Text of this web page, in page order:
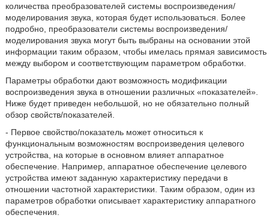
количества преобразователей системы воспроизведения/
моделирования звука, которая будет использоваться. Более
подробно, преобразователи системы воспроизведения/
моделирования звука могут быть выбраны на основании этой
информации таким образом, чтобы имелась прямая зависимость
между выбором и соответствующим параметром обработки.
Параметры обработки дают возможность модификации
воспроизведения звука в отношении различных «показателей».
Ниже будет приведен небольшой, но не обязательно полный
обзор свойств/показателей.
- Первое свойство/показатель может относиться к
функциональным возможностям воспроизведения целевого
устройства, на которые в основном влияет аппаратное
обеспечение. Например, аппаратное обеспечение целевого
устройства имеют заданную характеристику передачи в
отношении частотной характеристики. Таким образом, один из
параметров обработки описывает характеристику аппаратного
обеспечения.